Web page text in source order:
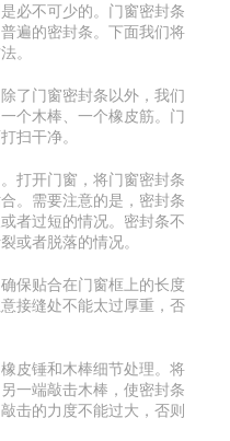
必不可少的。门窗密封条
遍的密封条。下面我们将
。
了门窗密封条以外，我们
个木棒、一个橡皮筋。门
扫干净。
打开门窗，将门窗密封条
。需要注意的是，密封条
者过短的情况。密封条不
或者脱落的情况。
保贴合在门窗框上的长度
接缝处不能太过厚重，否
皮锤和木棒细节处理。将
一端敲击木棒，使密封条
击的力度不能过大，否则